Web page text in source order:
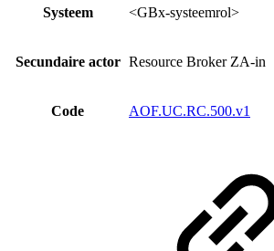
Systeem <GBx-systeemrol>
Secundaire actor Resource Broker ZA-in
Code AOF.UC.RC.500.v1